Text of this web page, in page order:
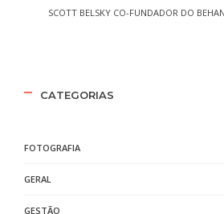
SCOTT BELSKY CO-FUNDADOR DO
CATEGORIAS
FOTOGRAFIA
GERAL
GESTÃO